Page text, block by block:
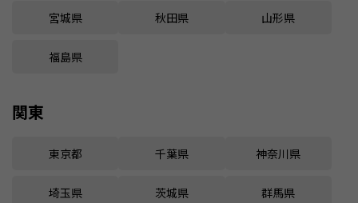
宮城県 秋田県 山形県
福島県
関東
東京都 千葉県 神奈川県
埼玉県 茨城県 群馬県